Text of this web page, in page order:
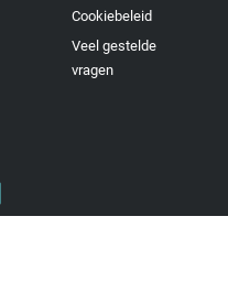
Cookiebeleid
Veel gestelde
vragen